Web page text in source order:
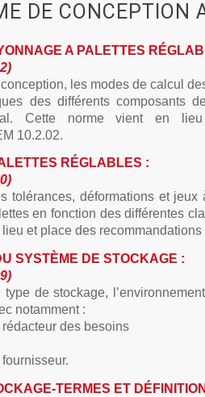
DE CONCEPTION
A PALETTES
les modes de calcul
des différents composants
Cette norme vient en
10.2.02.
RÉGLABLES :
tolérances, déformations et jeux
en fonction des différentes
et place des recommandations
SYSTÈME DE STOCKAGE :
de stockage,
notamment :
des besoins
TERMES ET